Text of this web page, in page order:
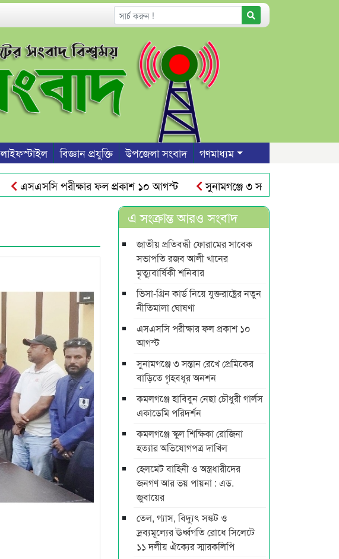
লাইফস্টাইল বিজ্ঞান প্রযুক্তি উপজেলা সংবাদ গণমাধ্যম
এসএসসি পরীক্ষার ফল প্রকাশ ১০ আগস্ট
সুনামগঞ্জে ৩ সন্তান রেখে প্রেমিকের
ওসমানীনগরে রাতের আঁধারে রাস্তার উপর দেয়াল নির্মাণ শাবিতে রুদ্র সেনের
এ সংক্রান্ত আরও সংবাদ
জাতীয় প্রতিবন্ধী ফোরামের সাবেক
সভাপতি রজব আলী খানের
মৃত্যুবার্ষিকী শনিবার
ভিসা-গ্রিন কার্ড নিয়ে যুক্তরাষ্ট্রের নতুন
নীতিমালা ঘোষণা
এসএসসি পরীক্ষার ফল প্রকাশ ১০
আগস্ট
সুনামগঞ্জে ৩ সন্তান রেখে প্রেমিকের
বাড়িতে গৃহবধূর অনশন
কমলগঞ্জে হাবিবুন নেছা চৌধুরী গার্লস
একাডেমি পরিদর্শন
কমলগঞ্জে স্কুল শিক্ষিকা রোজিনা
হত্যার অভিযোগপত্র দাখিল
হেলমেট বাহিনী ও অস্ত্রধারীদের
জনগণ আর ভয় পায়না : এড.
জুবায়ের
তেল, গ্যাস, বিদ্যুৎ সঙ্কট ও
দ্রব্যমূল্যের ঊর্ধ্বগতি রোধে সিলেটে
১১ দলীয় ঐক্যের স্মারকলিপি